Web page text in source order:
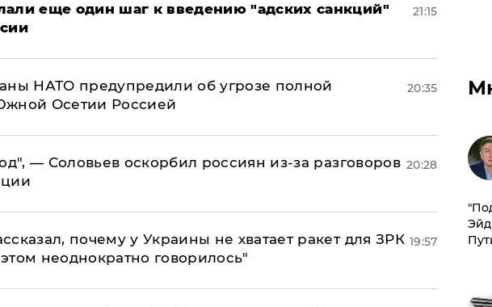
еще один шаг к введению "адских санкций"
21:15
НАТО предупредили об угрозе полной
Осетии Россией
20:35
— Соловьев оскорбил россиян из-за разговоров 20:28
почему у Украины не хватает ракет для ЗРК
неоднократно говорилось"
19:57